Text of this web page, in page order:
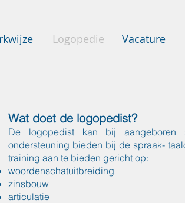
Logopedie Vacature
Wat doet de logopedist?
De logopedist kan bij aangeboren
ondersteuning bieden bij de spraak-
training aan te bieden gericht op:
woordenschatuitbreiding
zinsbouw
articulatie